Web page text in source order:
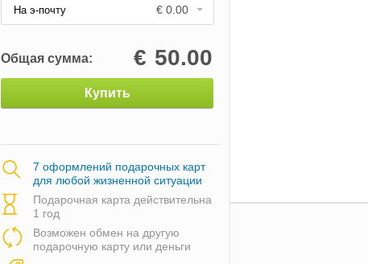
На э-почту € 0.00
Общая сумма: 50.00
€
Купить
7 оформлений подарочных карт
для любой жизненной ситуации
Подарочная карта действительна
1 год
Возможен обмен на другую
подарочную карту или деньги